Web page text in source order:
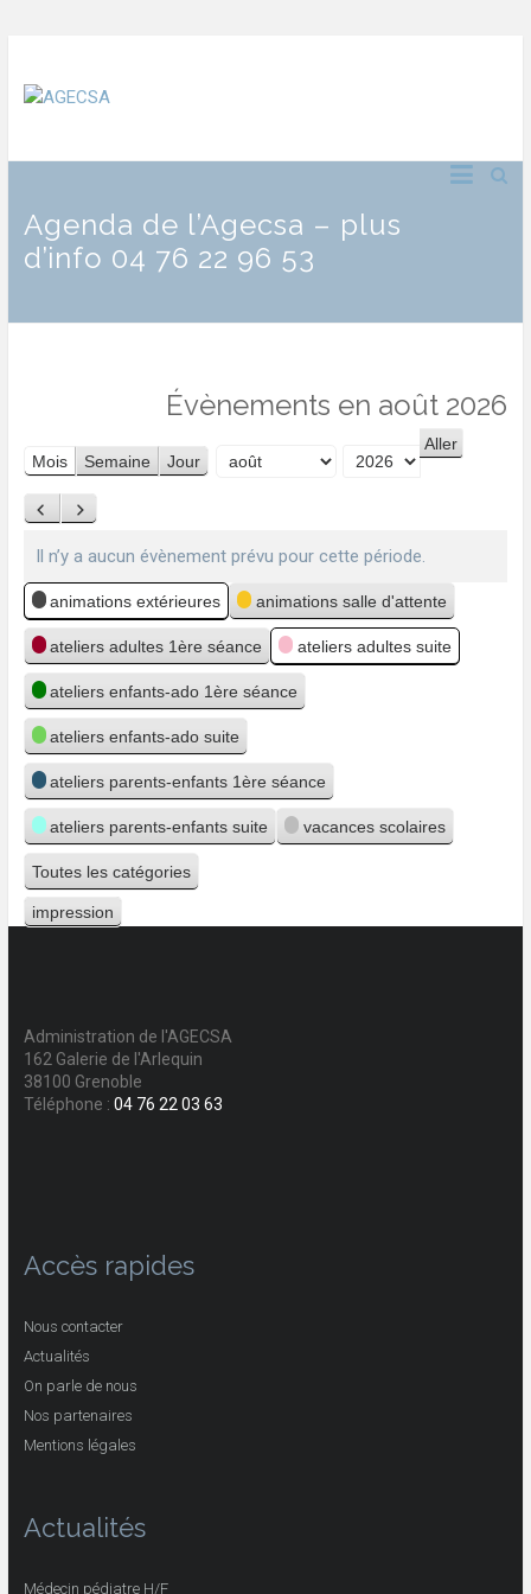
Agenda de l’Agecsa – plus
d’info 04 76 22 96 53
Évènements en août 2026
Mois Semaine Jour
Précédent
Suivant
Il n’y a aucun évènement prévu pour cette période.
Catégories
animations extérieures animations salle d'attente
ateliers adultes 1ère séance ateliers adultes suite
ateliers enfants-ado 1ère séance
ateliers enfants-ado suite
ateliers parents-enfants 1ère séance
ateliers parents-enfants suite vacances scolaires
Toutes les catégories
Vue
impression
Administration de l'AGECSA
162 Galerie de l'Arlequin
38100 Grenoble
Téléphone : 04 76 22 03 63
Accès rapides
Nous contacter
Actualités
On parle de nous
Nos partenaires
Mentions légales
Actualités
Médecin pédiatre H/F